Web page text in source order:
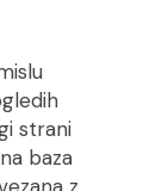
strani
baza